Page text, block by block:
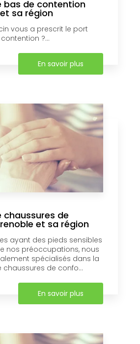
bas de contention
sa région
vous a prescrit le port
?...
En savoir plus
chaussures de
et sa région
ayant des pieds sensibles
nos préoccupations, nous
spécialisés dans la
chaussures de confo...
En savoir plus